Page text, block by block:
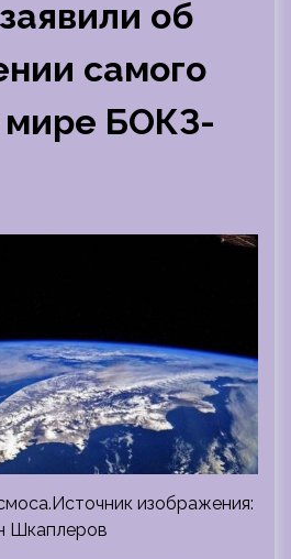
об
самого
мире БОКЗ-
изображения:
Шкаплеров